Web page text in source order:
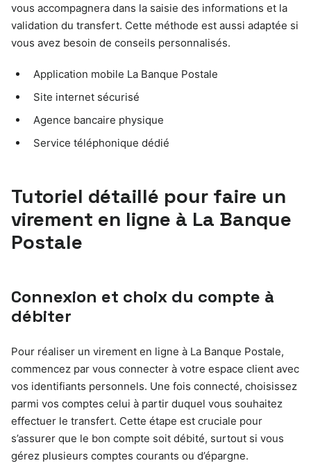
vous accompagnera dans la saisie des informations et la
validation du transfert. Cette méthode est aussi adaptée si
vous avez besoin de conseils personnalisés.
Application mobile La Banque Postale
Site internet sécurisé
Agence bancaire physique
Service téléphonique dédié
Tutoriel détaillé pour faire un
virement en ligne à La Banque
Postale
Connexion et choix du compte à
débiter
Pour réaliser un virement en ligne à La Banque Postale,
commencez par vous connecter à votre espace client avec
vos identifiants personnels. Une fois connecté, choisissez
parmi vos comptes celui à partir duquel vous souhaitez
effectuer le transfert. Cette étape est cruciale pour
s’assurer que le bon compte soit débité, surtout si vous
gérez plusieurs comptes courants ou d’épargne.